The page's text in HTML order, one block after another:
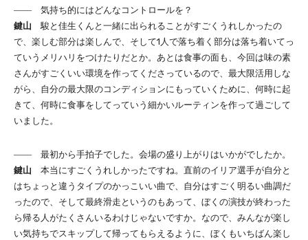
―― 気持ち的にはどんなコントロールを？
鍵山 駿と佳生くんと一緒に出られることがすごくうれしかったの
で、楽しむ部分は楽しんで、そして1人で落ち着く部分は落ち着いてっ
ていうメリハリをつけたりだとか。あとは食事の面も、今回は味の素
さんがすごくいい環境を作ってくださっているので、最大限活用しな
がら、自分の最大限のコンディションにもっていくために、何時に起
きて、何時に食事をしてっていう細かいルーティンを作って過ごして
いました。
―― 最初から手拍子でした。会場の盛り上がりはいかがでしたか。
鍵山 本当にすごくうれしかったですね。直前のイリア選手が自分と
はちょっと違うタイプのかっこいい曲で、自分はすごく明るい曲調だ
ったので、そして最終滑走というのもあって、ぼくの演技が終わった
ら帰る人がたくさんいるわけじゃないですか。なので、みんなが楽し
い気持ちでスキップして帰ってもらえるように、ぼくもいちばん楽し